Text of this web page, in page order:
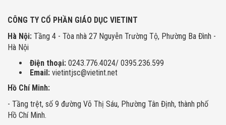
CÔNG TY CỔ PHẦN GIÁO DỤC VIETINT
Hà Nội: Tầng 4 - Tòa nhà 27 Nguyễn Trường Tộ, Phường Ba Đình -
Hà Nội
Điện thoại: 0243.776.4024/ 0395.236.599
Email: vietintjsc@vietint.net
Hồ Chí Minh:
- Tầng trệt, số 9 đường Võ Thị Sáu, Phường Tân Định, thành phố
Hồ Chí Minh.